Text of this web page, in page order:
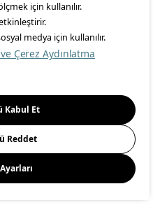
Gizlilik Politikası
size özel hizmet ve
seçin.
için kullanılır.
medya için kullanılır.
Çerez Aydınlatma
Kabul Et
Reddet